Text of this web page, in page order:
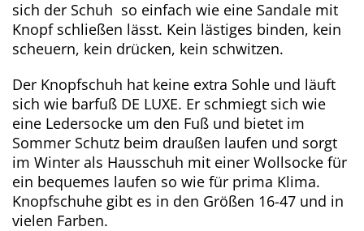
sich der Schuh so einfach wie eine Sandale mit
Knopf schließen lässt. Kein lästiges binden, kein
scheuern, kein drücken, kein schwitzen.
Der Knopfschuh hat keine extra Sohle und läuft
sich wie barfuß DE LUXE. Er schmiegt sich wie
eine Ledersocke um den Fuß und bietet im
Sommer Schutz beim draußen laufen und sorgt
im Winter als Hausschuh mit einer Wollsocke für
ein bequemes laufen so wie für prima Klima.
Knopfschuhe gibt es in den Größen 16-47 und in
vielen Farben.